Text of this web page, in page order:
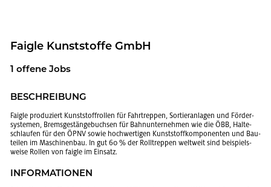
Faig­le Kunst­stof­fe GmbH
1 of­fe­ne Jobs
BE­SCHREI­BUNG
Faig­le pro­du­ziert Kunst­stoff­rol­len für Fahr­trep­pen, Sor­tier­an­la­gen und För­der­
sys­te­men, Brems­ge­stän­ge­buch­sen für Bahn­un­ter­neh­men wie die ÖBB, Hal­te­
schlau­fen für den ÖPNV sowie hoch­wer­ti­gen Kunst­stoff­kom­po­nen­ten und Bau­
tei­len im Ma­schi­nen­bau. In gut 60 % der Roll­trep­pen welt­weit sind bei­spiels­
wei­se Rol­len von faig­le im Ein­satz.
IN­FOR­MA­TIO­NEN